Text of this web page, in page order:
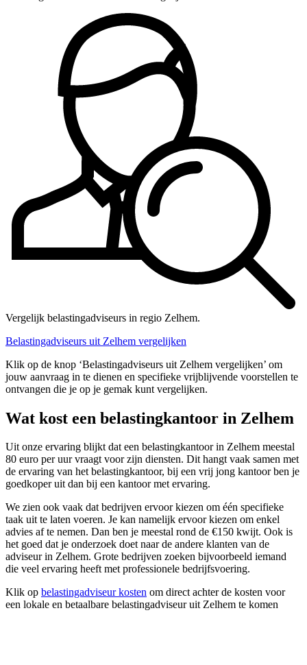
Vergelijk belastingadviseurs in regio Zelhem.
Belastingadviseurs uit Zelhem vergelijken
Klik op de knop ‘Belastingadviseurs uit Zelhem vergelijken’ om
jouw aanvraag in te dienen en specifieke vrijblijvende voorstellen te
ontvangen die je op je gemak kunt vergelijken.
Wat kost een belastingkantoor in Zelhem
Uit onze ervaring blijkt dat een belastingkantoor in Zelhem meestal
80 euro per uur vraagt voor zijn diensten. Dit hangt vaak samen met
de ervaring van het belastingkantoor, bij een vrij jong kantoor ben je
goedkoper uit dan bij een kantoor met ervaring.
We zien ook vaak dat bedrijven ervoor kiezen om één specifieke
taak uit te laten voeren. Je kan namelijk ervoor kiezen om enkel
advies af te nemen. Dan ben je meestal rond de €150 kwijt. Ook is
het goed dat je onderzoek doet naar de andere klanten van de
adviseur in Zelhem. Grote bedrijven zoeken bijvoorbeeld iemand
die veel ervaring heeft met professionele bedrijfsvoering.
Klik op belastingadviseur kosten om direct achter de kosten voor
een lokale en betaalbare belastingadviseur uit Zelhem te komen